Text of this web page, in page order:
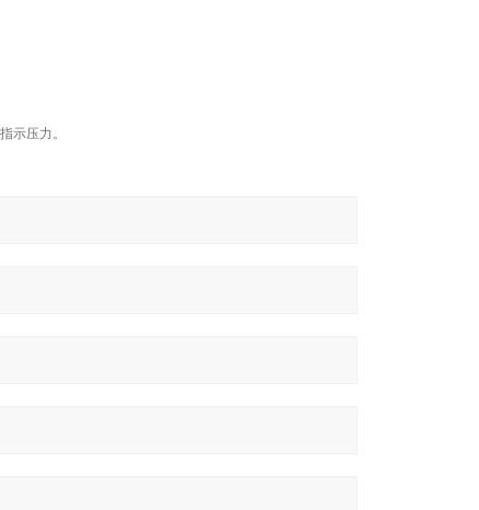
示压力。